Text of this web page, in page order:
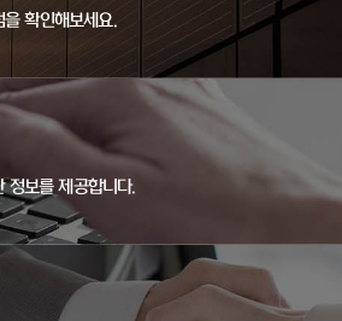
확인해보세요.
정보를 제공합니다.